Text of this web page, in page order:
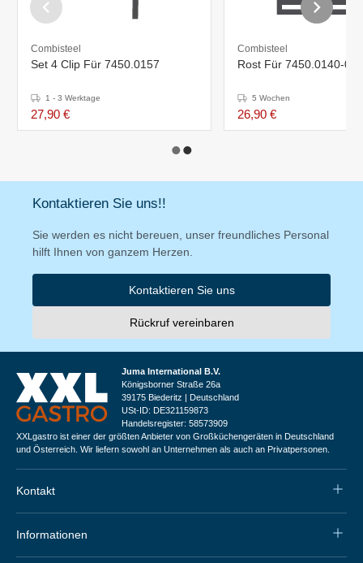
Combisteel
Set 4 Clip Für 7450.0157
1 - 3 Werktage
27,90 €
Combisteel
Rost Für 7450.0140-
5 Wochen
26,90 €
Kontaktieren Sie uns!!
Sie werden es nicht bereuen, unser freundliches Personal
hilft Ihnen von ganzem Herzen.
Kontaktieren Sie uns
Rückruf vereinbaren
Juma International B.V.
Königsborner Straße 26a
39175 Biederitz | Deutschland
USt-ID: DE321159873
Handelsregister: 58573909
XXLgastro ist einer der größten Anbieter von Großküchengeräten in Deutschland
und Österreich. Wir liefern sowohl an Unternehmen als auch an Privatpersonen.
Kontakt
Informationen